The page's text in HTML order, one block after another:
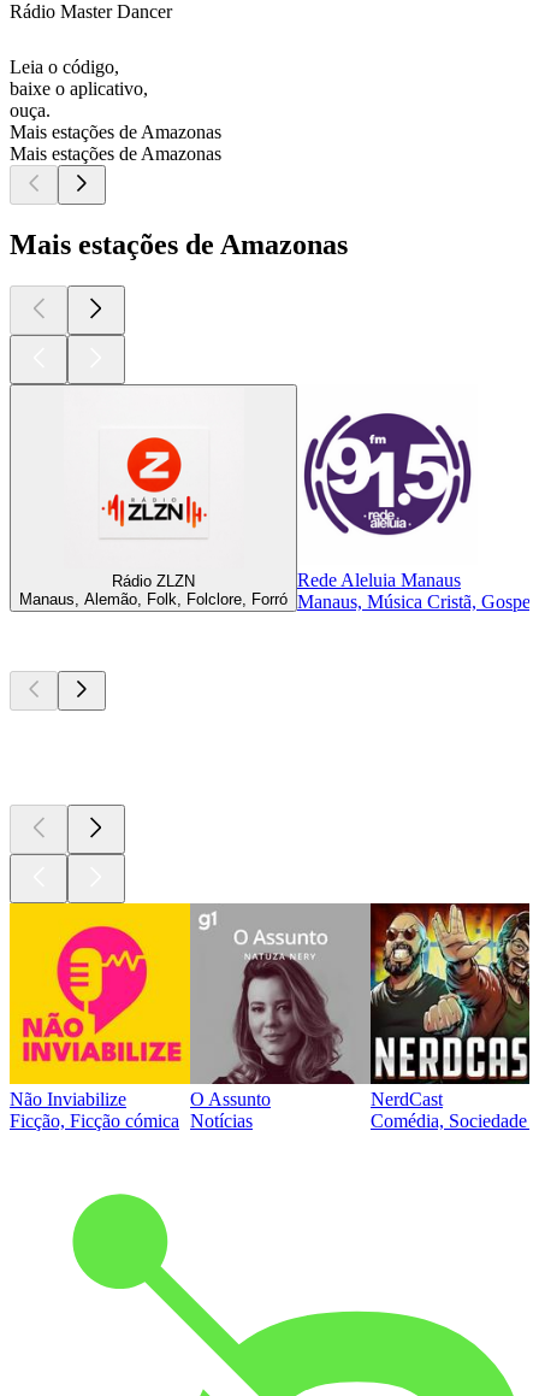
Rádio Master Dancer
Leia o código,
baixe o aplicativo,
ouça.
Mais estações de Amazonas
Mais estações de Amazonas
Mais estações de Amazonas
Rádio ZLZN
Manaus, Alemão, Folk, Folclore, Forró
Rede Aleluia Manaus
Manaus, Música Cristã, Gospel
Não Inviabilize
Ficção, Ficção cómica
O Assunto
Notícias
NerdCast
Comédia, Sociedade